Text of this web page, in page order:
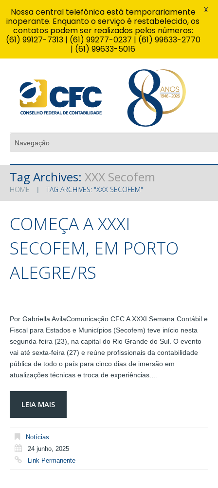
Tag Archives: XXX Secofem
HOME TAG ARCHIVES: "XXX SECOFEM"
COMEÇA A XXXI
SECOFEM, EM PORTO
ALEGRE/RS
Por Gabriella AvilaComunicação CFC A XXXI Semana Contábil e
Fiscal para Estados e Municípios (Secofem) teve início nesta
segunda-feira (23), na capital do Rio Grande do Sul. O evento
vai até sexta-feira (27) e reúne profissionais da contabilidade
pública de todo o país para cinco dias de imersão em
atualizações técnicas e troca de experiências.…
LEIA MAIS
Notícias
24 junho, 2025
Link Permanente
Nossa central telefônica está temporariamente
inoperante. Enquanto o serviço é restabelecido, os
contatos podem ser realizados pelos números:
(61) 99127-7313 | (61) 99277-0237 | (61) 99633-2770
| (61) 99633-5016
X